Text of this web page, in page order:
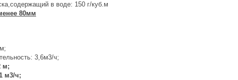
в воде: 150 г/куб.м
80мм
3,6м3/ч;
м;
м3/ч;